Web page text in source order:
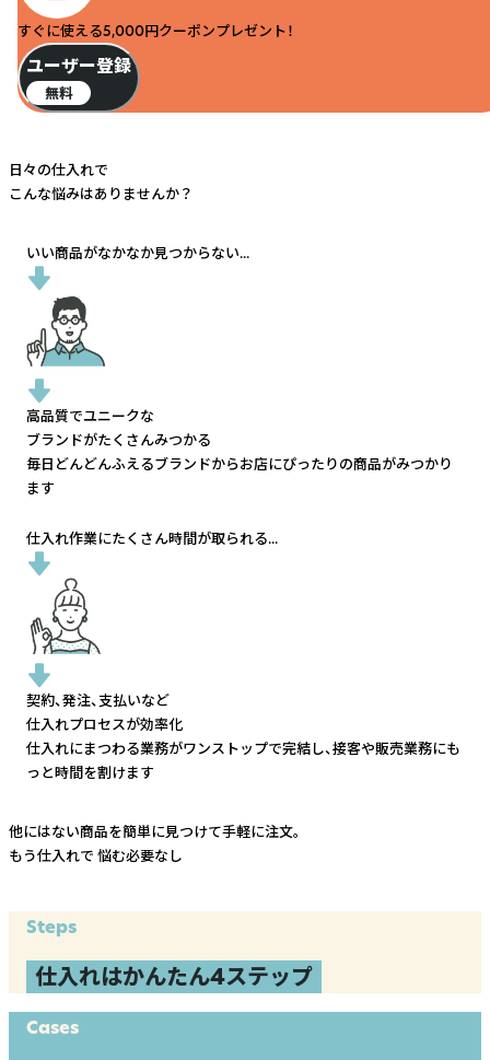
すぐに使える5,000円クーポンプレゼント！
ユーザー登録
無料
日々の仕入れで
こんな悩みはありませんか？
いい商品がなかなか見つからない...
高品質でユニークな
ブランドがたくさんみつかる
毎日どんどんふえるブランドからお店にぴったりの商品がみつかり
ます
仕入れ作業にたくさん時間が取られる...
契約、発注、支払いなど
仕入れプロセスが効率化
仕入れにまつわる業務がワンストップで完結し、接客や販売業務にも
っと時間を割けます
他にはない商品を簡単に見つけて手軽に注文。
もう仕入れで 悩む必要なし
Steps
仕入れはかんたん4ステップ
Cases